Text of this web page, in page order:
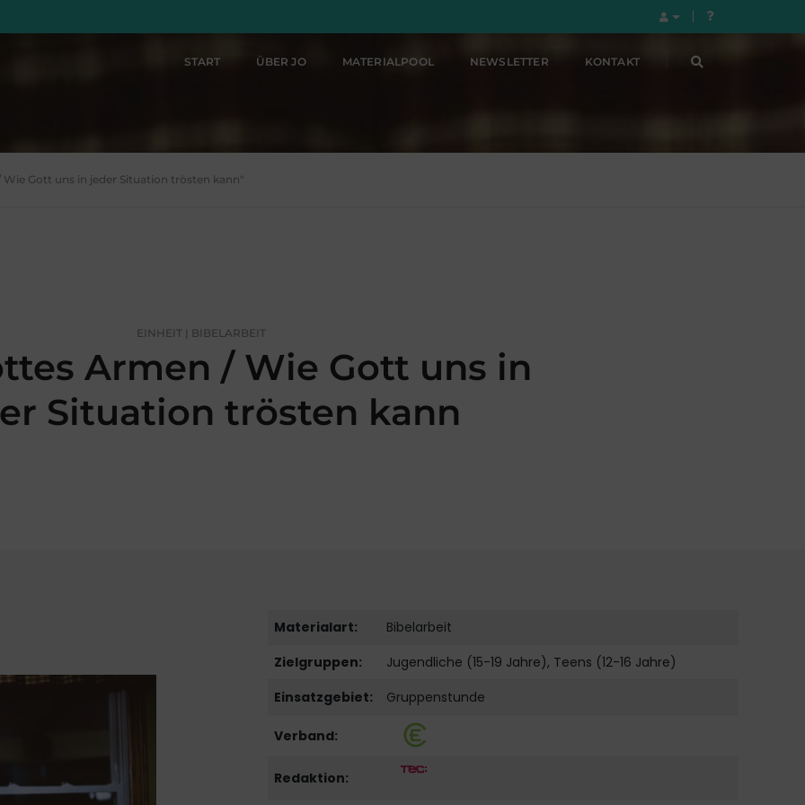
START ÜBER JO MATERIALPOOL NEWSLETTER KONTAKT
Gott uns in jeder Situation trösten kann"
EINHEIT | BIBELARBEIT
Armen / Wie Gott uns in
Situation trösten kann
Materialart:
Bibelarbeit
Zielgruppen:
Jugendliche (15-19 Jahre), Teens (12-16 Jahre)
Einsatzgebiet:
Gruppenstunde
Verband:
Redaktion: